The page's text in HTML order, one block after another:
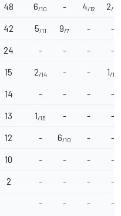
48 6/10 - 4/12 2/14
42 5/11 9/7 - -
24 - - - -
15 2/14 - - 1/15
14 - - - -
13 1/15 - - -
12 - 6/10 - -
10 - - - -
2 - - - -
- - - -